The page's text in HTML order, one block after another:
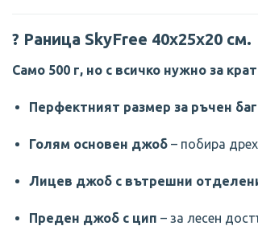
? Раница SkyFree 40х25х20 см.
Само 500 г, но с всичко нужно за
Перфектният размер за ръчен
Голям основен джоб– побира
Лицев джоб с вътрешни
Преден джоб с цип – за лесен